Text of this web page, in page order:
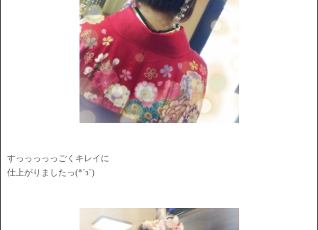
すっっっっっごくキレイに
仕上がりましたっ(*´з`)